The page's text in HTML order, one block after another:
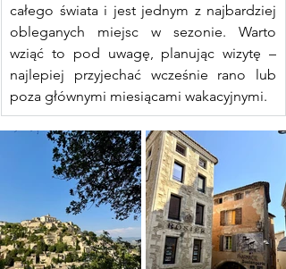
całego świata i jest jednym z najbardziej
obleganych miejsc w sezonie. Warto
wziąć to pod uwagę, planując wizytę –
najlepiej przyjechać wcześnie rano lub
poza głównymi miesiącami wakacyjnymi.